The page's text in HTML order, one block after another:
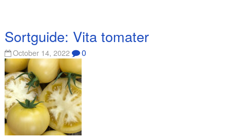
Sortguide: Vita tomater
October 14, 2022 0